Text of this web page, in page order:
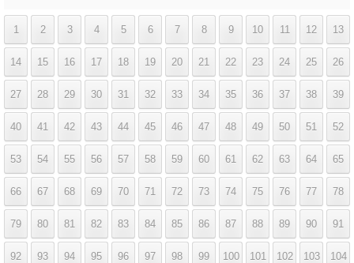
1 2 3 4 5 6 7 8 9 10 11 12 13
14 15 16 17 18 19 20 21 22 23 24 25 26
27 28 29 30 31 32 33 34 35 36 37 38 39
40 41 42 43 44 45 46 47 48 49 50 51 52
53 54 55 56 57 58 59 60 61 62 63 64 65
66 67 68 69 70 71 72 73 74 75 76 77 78
79 80 81 82 83 84 85 86 87 88 89 90 91
92 93 94 95 96 97 98 99 100 101 102 103 104